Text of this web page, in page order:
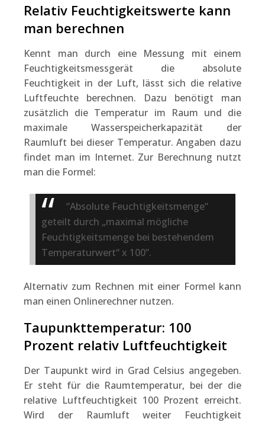
Relativ Feuchtigkeitswerte kann
man berechnen
Kennt man durch eine Messung mit einem
Feuchtigkeitsmessgerät die absolute
Feuchtigkeit in der Luft, lässt sich die relative
Luftfeuchte berechnen. Dazu benötigt man
zusätzlich die Temperatur im Raum und die
maximale Wasserspeicherkapazität der
Raumluft bei dieser Temperatur. Angaben dazu
findet man im Internet. Zur Berechnung nutzt
man die Formel:
“Absolute Feuchtigkeitsmenge“
geteilt durch „maximal mögliche
Feuchtigkeitsmenge bei bestehendem
Temperaturwert“ x 100”.
Alternativ zum Rechnen mit einer Formel kann
man einen Onlinerechner nutzen.
Taupunkttemperatur: 100
Prozent relativ Luftfeuchtigkeit
Der Taupunkt wird in Grad Celsius angegeben.
Er steht für die Raumtemperatur, bei der die
relative Luftfeuchtigkeit 100 Prozent erreicht.
Wird der Raumluft weiter Feuchtigkeit